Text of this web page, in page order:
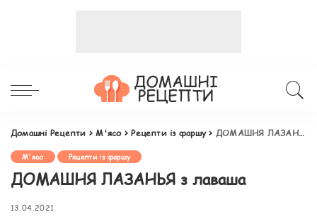
Домашні Рецепти >М'ясо>Рецепти із фаршу> ДОМАШНЯ ЛАЗАНЬЯ з лаваша
М'ясо Рецепти із фаршу
ДОМАШНЯ ЛАЗАНЬЯ з лаваша
13.04.2021